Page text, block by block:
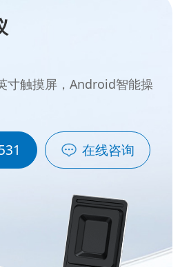
寸触摸屏，Android智能操
在线咨询